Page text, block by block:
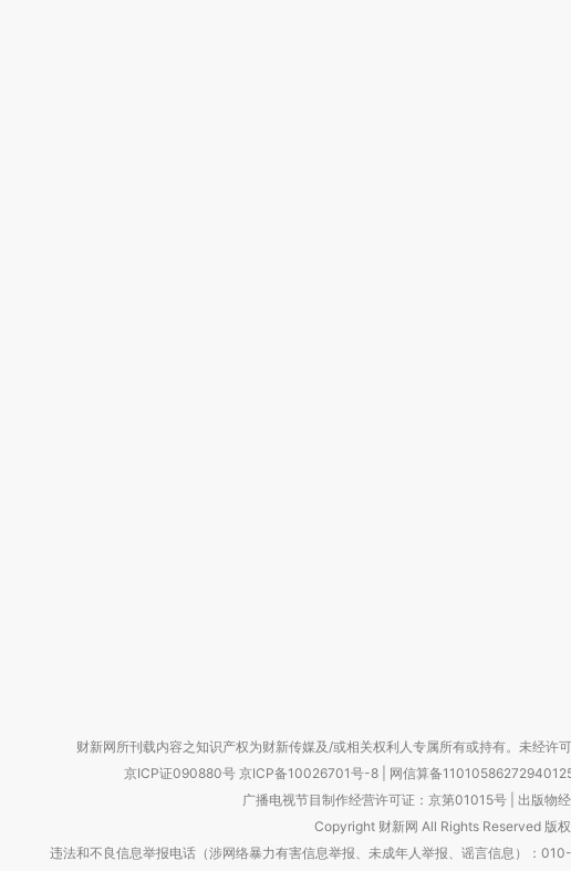
财新网所刊载内容之知识产权为财新传媒及/或相关权利人专属所有或持有。未经许
京ICP证090880号 京ICP备10026701号-8 网信算备
广播电视节目制作经营许可证：京第01015号| 出版物
Copyright 财新网 All Rights Reserved 版
违法和不良信息举报电话（涉网络暴力有害信息举报、未成年人举报、谣言信息）：